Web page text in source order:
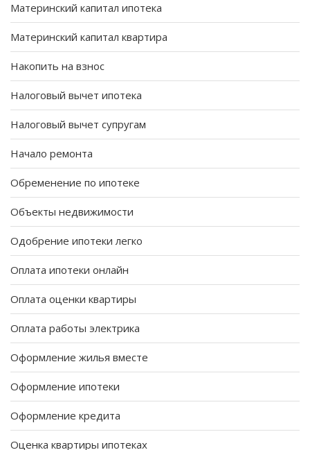
Материнский капитал ипотека
Материнский капитал квартира
Накопить на взнос
Налоговый вычет ипотека
Налоговый вычет супругам
Начало ремонта
Обременение по ипотеке
Объекты недвижимости
Одобрение ипотеки легко
Оплата ипотеки онлайн
Оплата оценки квартиры
Оплата работы электрика
Оформление жилья вместе
Оформление ипотеки
Оформление кредита
Оценка квартиры ипотеках